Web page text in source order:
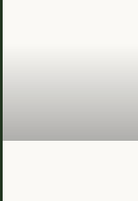
Ferroviarios,